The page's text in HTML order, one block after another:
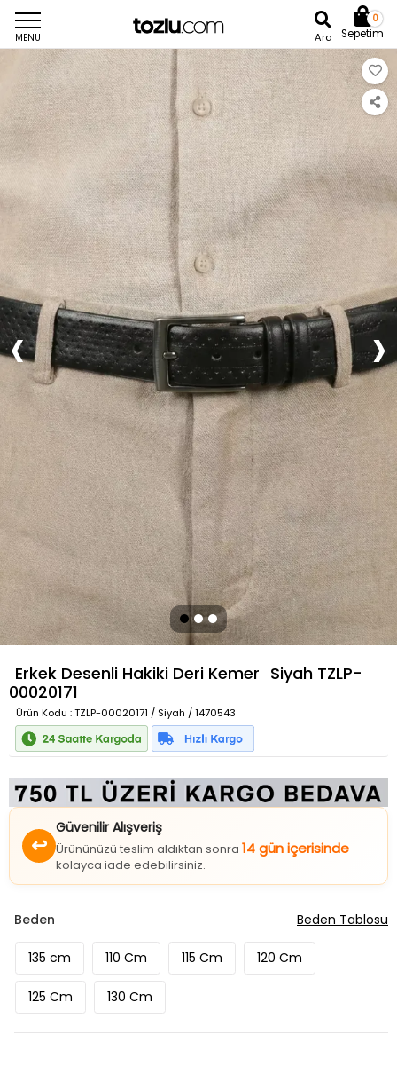
MENU Ara
0
Sepetim
Erkek Desenli Hakiki Deri Kemer Siyah TZLP-
00020171
Ürün Kodu : TZLP-00020171 / Siyah / 1470543
↩
Güvenilir Alışveriş
Ürününüzü teslim aldıktan sonra 14 gün içerisinde
kolayca iade edebilirsiniz.
Beden
135 cm 110 Cm 115 Cm 120 Cm
125 Cm 130 Cm
Beden Tablosu